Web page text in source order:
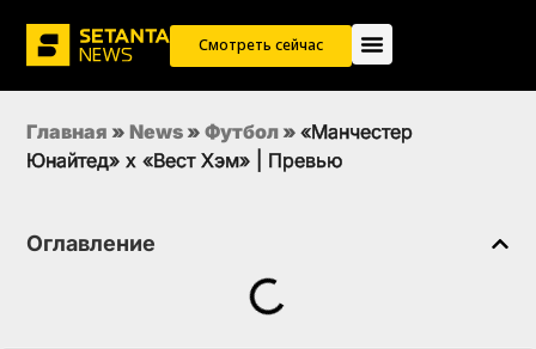
Смотреть сейчас
Главная » News » Футбол » «Манчестер
Юнайтед» х «Вест Хэм» | Превью
Оглавление